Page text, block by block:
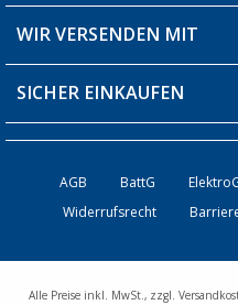
Über uns
Versandinformationen
Bestellstatus
Kontakt
WIR VERSENDEN MIT
SICHER EINKAUFEN
AGB BattG
Widerrufsrecht
Alle Preise inkl. MwSt., zzgl.